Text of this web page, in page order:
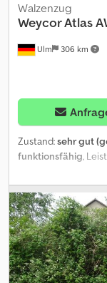
Ulm 306 km
Walzenzug
Weycor Atlas
Zustand:sehr gut
funktionsfähig,
Baujahr:2021,
Kabine,
Dieselmotor mit
kg Frequenzen 30 /
Bandagenbreite
Kabine mit